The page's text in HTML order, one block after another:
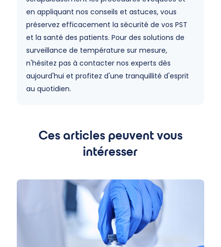
en appliquant nos conseils et astuces, vous
préservez efficacement la sécurité de vos PST
et la santé des patients. Pour des solutions de
surveillance de température sur mesure,
n'hésitez pas à contacter nos experts dès
aujourd'hui et profitez d'une tranquillité d'esprit
au quotidien.
Ces articles peuvent vous
intéresser